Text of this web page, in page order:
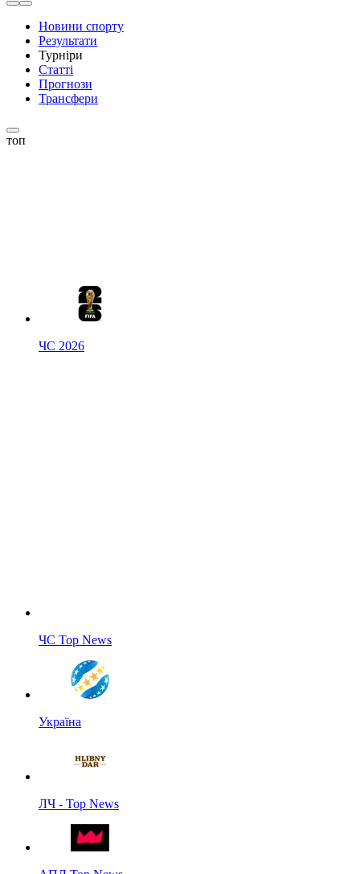
Новини спорту
Результати
Турніри
Статті
Прогнози
Трансфери
топ
ЧС 2026
ЧС Top News
Україна
ЛЧ - Top News